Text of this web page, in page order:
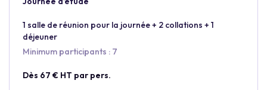
1 salle de réunion pour la journée + 2 collations + 1
déjeuner
Minimum participants : 7
Dès 67 € HT par pers.